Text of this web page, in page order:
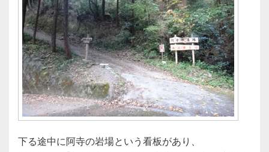
下る途中に阿寺の岩場という看板があり、